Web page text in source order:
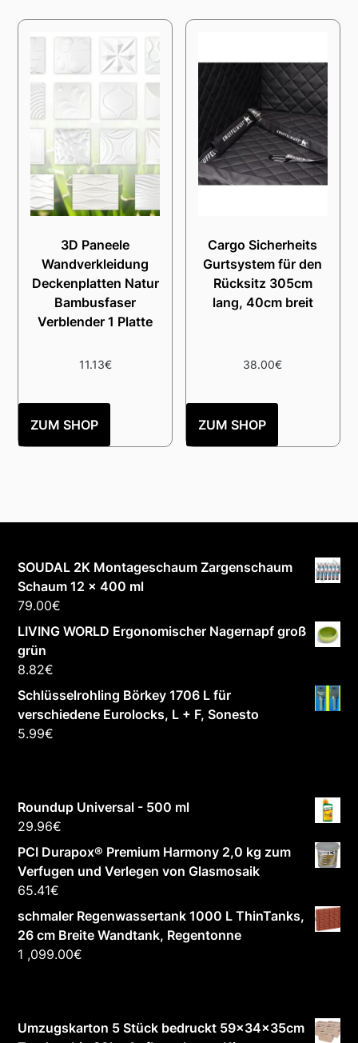
3D Paneele
Wandverkleidung
Deckenplatten Natur
Bambusfaser
Verblender 1 Platte
11.13€
ZUM SHOP
Cargo Sicherheits
Gurtsystem für den
Rücksitz 305cm
lang, 40cm breit
38.00€
ZUM SHOP
SOUDAL 2K Montageschaum Zargenschaum
Schaum 12 x 400 ml
79.00€
LIVING WORLD Ergonomischer Nagernapf groß
grün
8.82€
Schlüsselrohling Börkey 1706 L für
verschiedene Eurolocks, L + F, Sonesto
5.99€
Roundup Universal - 500 ml
29.96€
PCI Durapox® Premium Harmony 2,0 kg zum
Verfugen und Verlegen von Glasmosaik
65.41€
schmaler Regenwassertank 1000 L ThinTanks,
26 cm Breite Wandtank, Regentonne
1 ,099.00€
Umzugskarton 5 Stück bedruckt 59x34x35cm